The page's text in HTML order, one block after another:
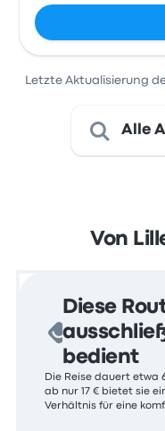
Letzte Aktualisierung
Alle
Von
Diese
bedient
Die Reise dauert etwa
ab nur 17 € bietet sie
Verhältnis für eine